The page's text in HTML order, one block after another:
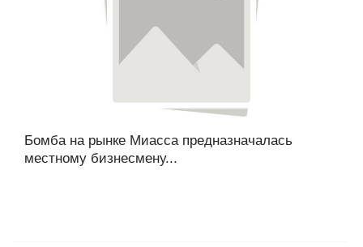
Бомба на рынке Миасса предназначалась
местному бизнесмену...